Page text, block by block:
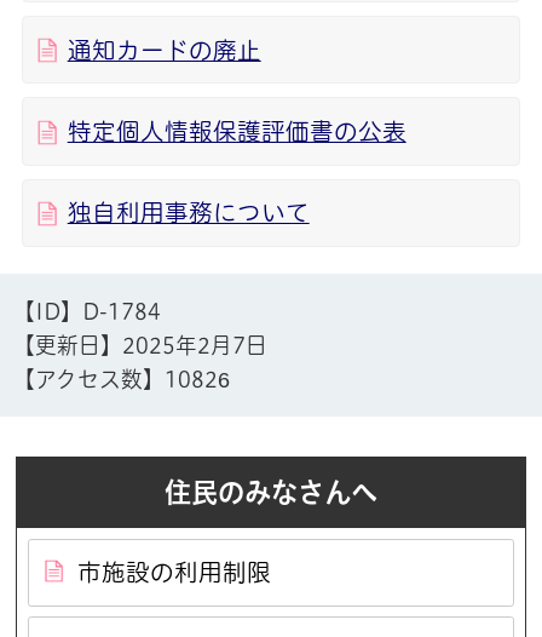
通知カードの廃止
特定個人情報保護評価書の公表
独自利用事務について
【ID】
D-1784
【更新日】 2025年2月7日
【アクセス数】
10826
住民のみなさんへ
市施設の利用制限